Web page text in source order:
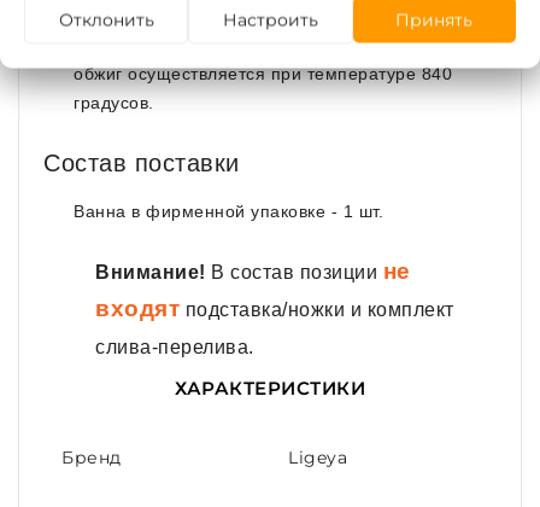
долгосрочное использование;
обжиг осуществляется при температуре 840
градусов.
Состав поставки
Ванна в фирменной упаковке - 1 шт.
Внимание! В состав позиции не
входят подставка/ножки и комплект
слива-перелива.
ХАРАКТЕРИСТИКИ
Бренд Ligeya
Отклонить Настроить Принять